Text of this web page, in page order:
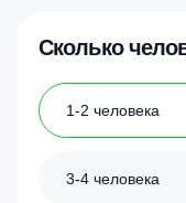
Сколько
1-2 человека
3-4 человека